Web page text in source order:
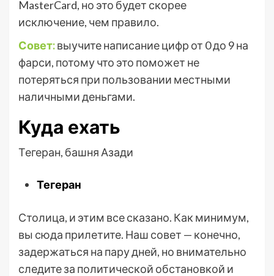
MasterCard, но это будет скорее
исключение, чем правило.
Совет:выучите написание цифр от 0 до 9 на
фарси, потому что это поможет не
потеряться при пользовании местными
наличными деньгами.
Куда ехать
Тегеран, башня Азади
Тегеран
Столица, и этим все сказано. Как минимум,
вы сюда прилетите. Наш совет — конечно,
задержаться на пару дней, но внимательно
следите за политической обстановкой и